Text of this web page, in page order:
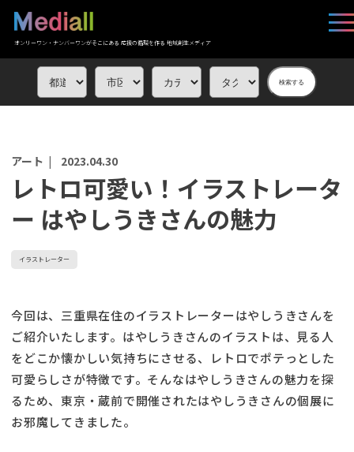
オンリーワン・ナンバーワンがそこにある 応援の循環を作る 地域創生メディア
検索する
アート | 2023.04.30
レトロ可愛い！イラストレータ
ー はやしうきさんの魅力
イラストレーター
今回は、三重県在住のイラストレーターはやしうきさんを
ご紹介いたします。はやしうきさんのイラストは、見る人
をどこか懐かしい気持ちにさせる、レトロでポテっとした
可愛らしさが特徴です。そんなはやしうきさんの魅力を探
るため、東京・蔵前で開催されたはやしうきさんの個展に
お邪魔してきました。